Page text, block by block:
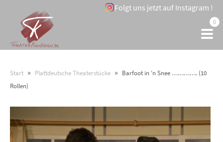
Folgt uns jetzt auf Instagram !
0
Start » Plattdeutsche Theaterstücke » Barfoot in ‘n Snee …………. (10
Rollen)